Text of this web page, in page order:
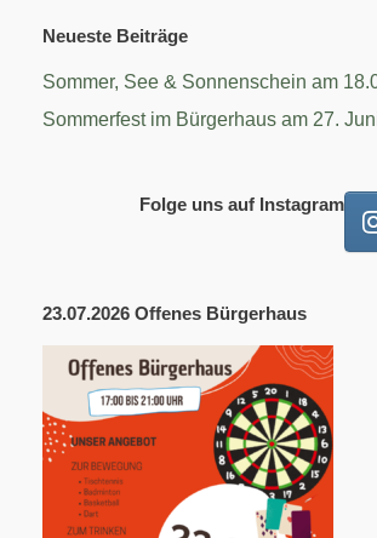
Neueste Beiträge
Sommer, See & Sonnenschein am
Sommerfest im Bürgerhaus am 27.
Folge uns auf Instagram
23.07.2026 Offenes Bürgerhaus